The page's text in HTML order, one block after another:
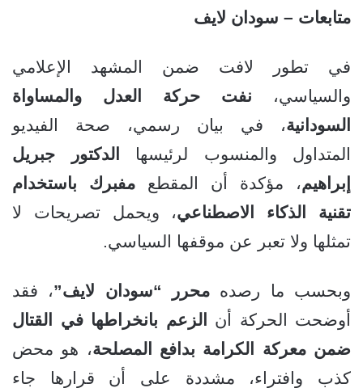
متابعات – سودان لايف
في تطور لافت ضمن المشهد الإعلامي
والسياسي، نفت حركة العدل والمساواة
السودانية، في بيان رسمي، صحة الفيديو
المتداول والمنسوب لرئيسها
الدكتور جبريل
إبراهيم، مؤكدة أن المقطع مفبرك باستخدام
تقنية الذكاء الاصطناعي، ويحمل تصريحات لا
تمثلها ولا تعبر عن موقفها السياسي.
وبحسب ما رصده محرر “سودان لايف”، فقد
أوضحت الحركة أن
الزعم بانخراطها في القتال
ضمن معركة الكرامة بدافع المصلحة، هو محض
كذب وافتراء، مشددة على أن قرارها جاء